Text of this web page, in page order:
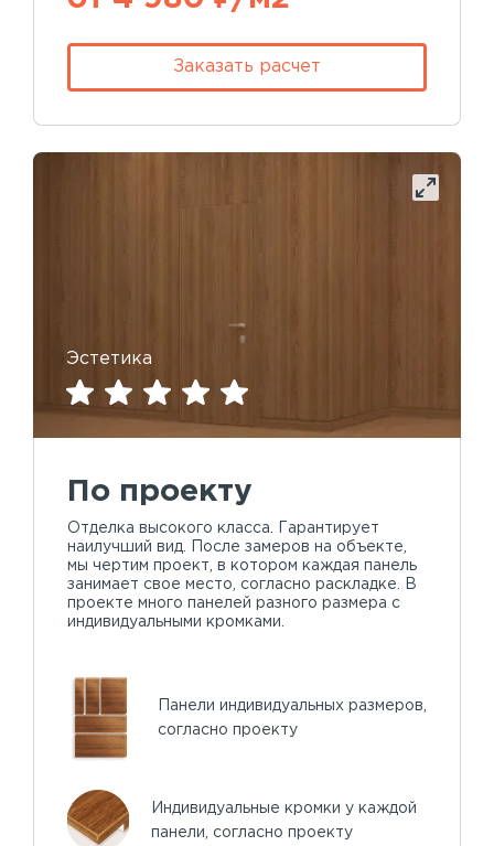
Заказать расчет
Эстетика
По проекту
Отделка высокого класса. Гарантирует
наилучший вид. После замеров на объекте,
мы чертим проект, в котором каждая панель
занимает свое место, согласно раскладке. В
проекте много панелей разного размера с
индивидуальными кромками.
Панели индивидуальных размеров,
согласно проекту
Индивидуальные кромки у каждой
панели, согласно проекту